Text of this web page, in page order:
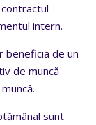
intern.
beneficia de un
de muncă
sunt